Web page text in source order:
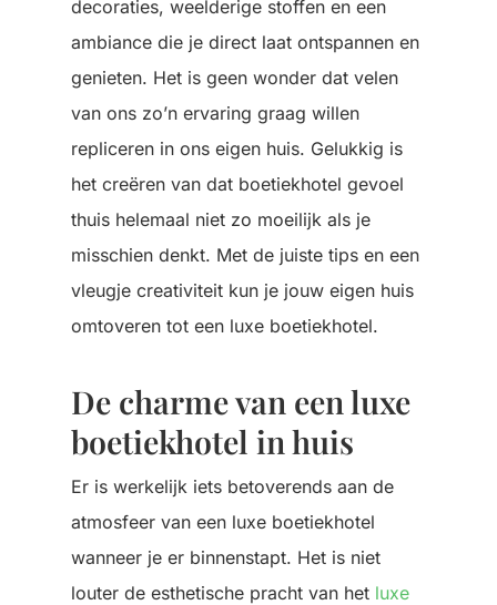
decoraties, weelderige stoffen en een
ambiance die je direct laat ontspannen en
genieten. Het is geen wonder dat velen
van ons zo’n ervaring graag willen
repliceren in ons eigen huis. Gelukkig is
het creëren van dat boetiekhotel gevoel
thuis helemaal niet zo moeilijk als je
misschien denkt. Met de juiste tips en een
vleugje creativiteit kun je jouw eigen huis
omtoveren tot een luxe boetiekhotel.
De charme van een luxe
boetiekhotel in huis
Er is werkelijk iets betoverends aan de
atmosfeer van een luxe boetiekhotel
wanneer je er binnenstapt. Het is niet
louter de esthetische pracht van het luxe